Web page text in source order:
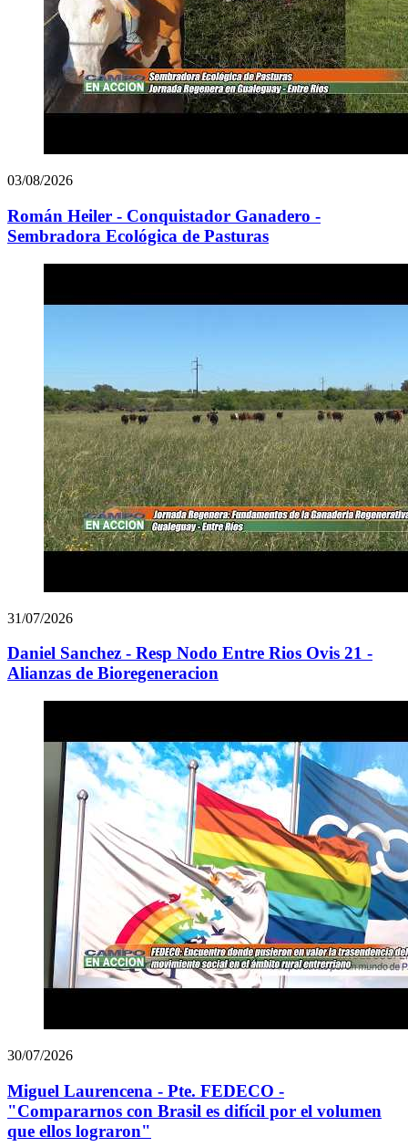
03/08/2026
Román Heiler - Conquistador Ganadero -
Sembradora Ecológica de Pasturas
31/07/2026
Daniel Sanchez - Resp Nodo Entre Rios Ovis 21 -
Alianzas de Bioregeneracion
30/07/2026
Miguel Laurencena - Pte. FEDECO -
"Compararnos con Brasil es difícil por el volumen
que ellos lograron"